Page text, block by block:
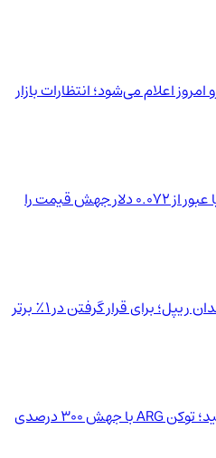
اعلام می‌شود؛ انتظارات بازار
تحلیل قیمت دوج‌کوین؛ آیا عبور از ۰.۰۷۲ دلار جهش قیمت را
به‌روزرسانی لیست ثروتمندان ریپل؛ برای قرار گرفتن در ۱٪ برتر
آرژانتین به نیمه‌نهایی رسید؛ توکن ARG با جهش ۳۰۰ درصدی